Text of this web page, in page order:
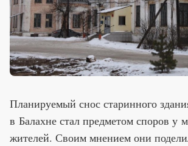
Планируемый снос старинного
в Балахне стал предметом споров у
жителей. Своим мнением они